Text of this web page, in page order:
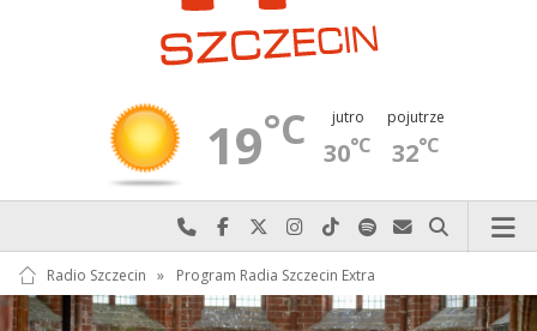
19°C jutro
30°C
pojutrze
32°C
Najlepiej po prostu do nas zadzwoń
Odwiedź nas na Facebook-u
Odwiedź nas na X
Odwiedź nas na Instagram-ie
Odwiedź nas na TikTok-u
Szukaj nas na Spotify
Wyślij do nas
Szukaj
Radio Szczecin » Program Radia Szczecin Extra